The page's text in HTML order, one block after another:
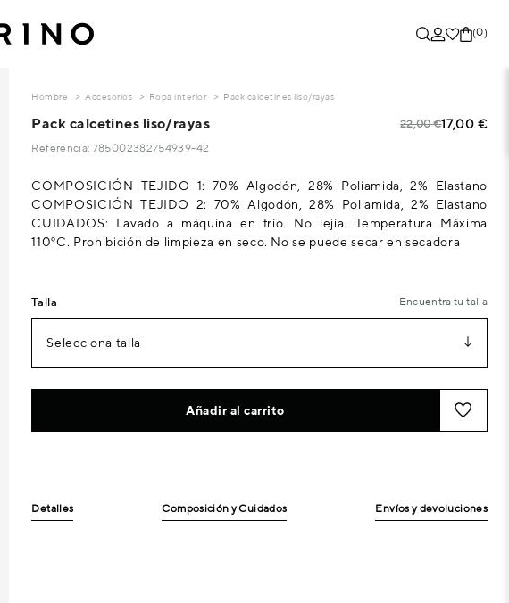
(0)
Hombre Accesorios Ropa interior Pack calcetines liso/rayas
Pack calcetines liso/rayas 22,00 €17,00 €
Referencia: 785002382754939-42
COMPOSICIÓN TEJIDO 1: 70% Algodón, 28% Poliamida, 2% Elastano
COMPOSICIÓN TEJIDO 2: 70% Algodón, 28% Poliamida, 2% Elastano
CUIDADOS: Lavado a máquina en frío. No lejía. Temperatura Máxima
110ºC. Prohibición de limpieza en seco. No se puede secar en secadora
Talla Encuentra tu talla
Selecciona talla
Añadir al carrito
Detalles Composición y Cuidados Envíos y devoluciones